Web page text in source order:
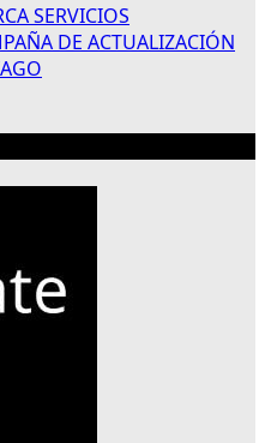
SERVICIOS
DE ACTUALIZACIÓN